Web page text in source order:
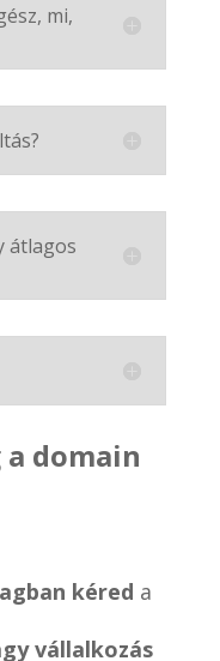
mi,
átlagos
domain
kéred a
vállalkozás